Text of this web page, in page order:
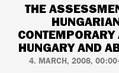
THE
CONTEMPORARY
HUNGARY AND
4. MARCH, 2008,